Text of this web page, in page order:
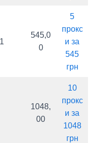
1
545,0
0
5
прокс
и за
545
грн
1048,
00
10
прокс
и за
1048
грн